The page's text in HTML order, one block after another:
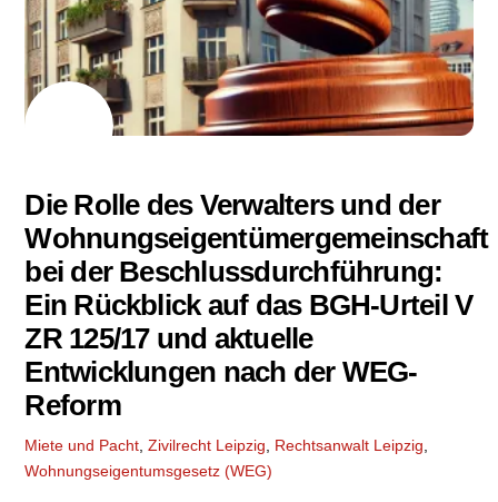
Die Rolle des Verwalters und der
Wohnungseigentümergemeinschaft
bei der Beschlussdurchführung:
Ein Rückblick auf das BGH-Urteil V
ZR 125/17 und aktuelle
Entwicklungen nach der WEG-
Reform
Miete und Pacht ,Zivilrecht Leipzig Rechtsanwalt Leipzig
Wohnungseigentumsgesetz (WEG)